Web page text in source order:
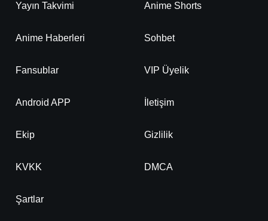
Yayın Takvimi Anime Shorts
Anime Haberleri Sohbet
Fansublar VIP Üyelik
Android APP İletişim
Ekip Gizlilik
KVKK DMCA
Şartlar